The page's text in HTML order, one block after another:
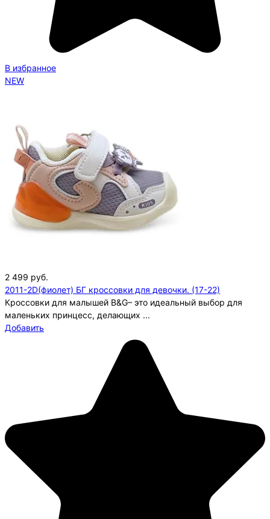
В избранное
NEW
2 499 руб.
2011-2D(фиолет) БГ кроссовки для девочки. (17-22)
Кроссовки для малышей B&G– это идеальный выбор для
маленьких принцесс, делающих ...
Добавить